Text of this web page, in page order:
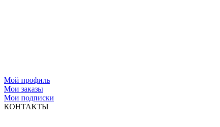
Мой профиль
Мои заказы
Мои подписки
КОНТАКТЫ